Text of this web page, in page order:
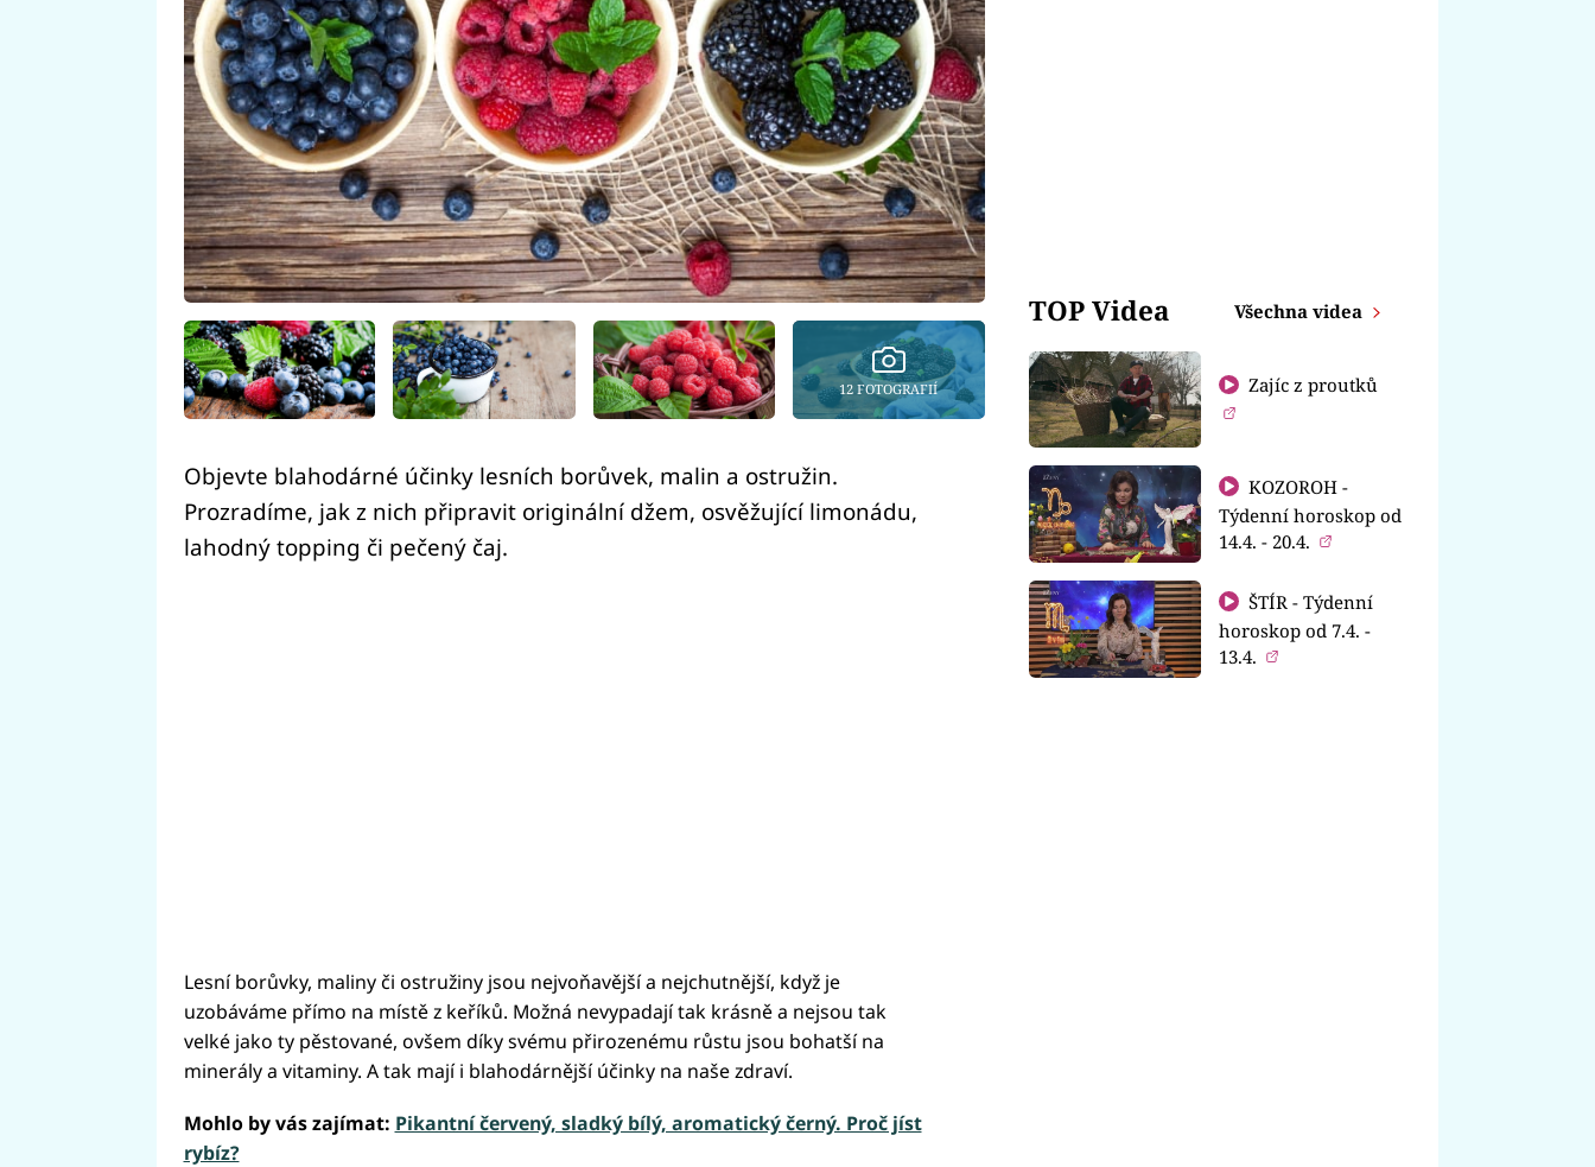
12 FOTOGRAFIÍ
Objevte blahodárné účinky lesních borůvek, malin a ostružin.
Prozradíme, jak z nich připravit originální džem, osvěžující limonádu,
lahodný topping či pečený čaj.
Lesní borůvky, maliny či ostružiny jsou nejvoňavější a nejchutnější, když je
uzobáváme přímo na místě z keříků. Možná nevypadají tak krásně a nejsou tak
velké jako ty pěstované, ovšem díky svému přirozenému růstu jsou bohatší na
minerály a vitaminy. A tak mají i blahodárnější účinky na naše zdraví.
Mohlo by vás zajímat: Pikantní červený, sladký bílý, aromatický černý. Proč jíst
rybíz?
TOP Videa Všechna videa
Zajíc z proutků
KOZOROH -
Týdenní horoskop od
14.4. - 20.4.
ŠTÍR - Týdenní
horoskop od 7.4. -
13.4.